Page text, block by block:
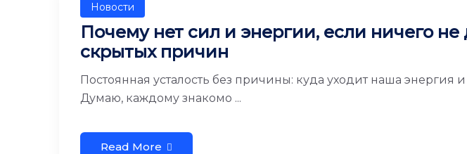
Новости
Почему нет сил и энергии, если ничего не
скрытых причин
Постоянная усталость без причины: куда уходит наша энергия
Думаю, каждому знакомо ...
Read More